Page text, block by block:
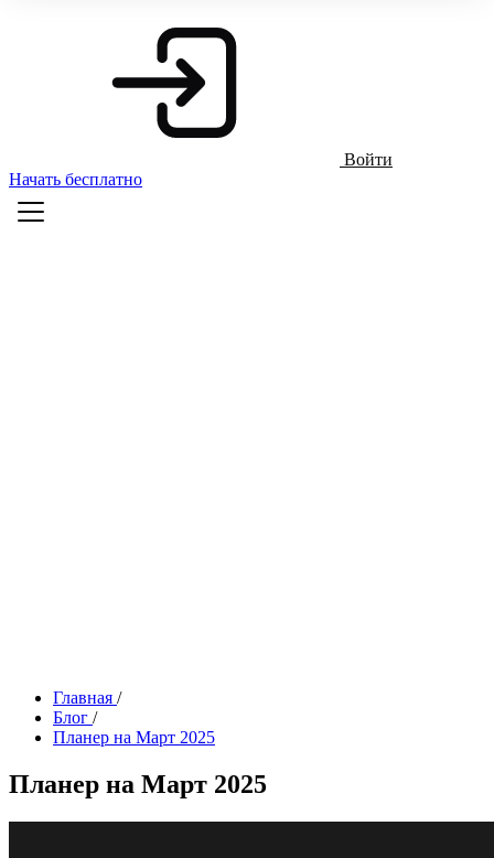
Войти
Начать бесплатно
Главная /
Блог /
Планер на Март 2025
Планер на Март 2025